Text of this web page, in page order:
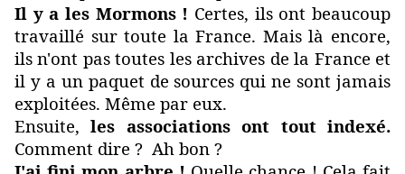
Il y a les Mormons ! Certes, ils ont beaucoup
travaillé sur toute la France. Mais là encore,
ils n'ont pas toutes les archives de la France et
il y a un paquet de sources qui ne sont jamais
exploitées. Même par eux.
Ensuite,les associations ont tout indexé.
Comment dire ? Ah bon ?